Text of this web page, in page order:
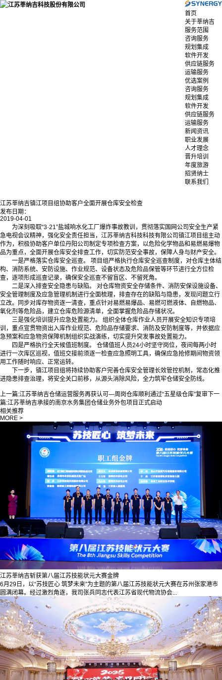
首页
关于莘纳吉
服务范围
咨询服务
规划集成
软件开发
供应链服务
运输服务
优选案例
咨询服务
规划集成
软件开发
供应链服务
运输服务
新闻资讯
职业发展
人才理念
晋升培训
年度旅游
招贤纳士
联系我们
江苏莘纳吉镇江项目组协助客户全面开展仓库安全检查
发布日期：
2019-04-01
为深刻吸取“3·21”盐城响水化工厂爆炸事故教训，贯彻落实国网公司安全生产紧
急电视会议精神，强化安全责任担当，江苏莘纳吉科技科技有限公司镇江项目组主动
作为，积极协助客户单位丹阳公司制定专项检查方案，以危险化学物品和易燃易爆物
品为重点，全面开展仓库安全排查工作，切实防范安全事故，保障人身与财产安全。
一是严格落实仓库安全巡查。 项目组严格执行仓库安全巡查制度，对仓库主体结
构、消防系统、安防设施、作业规范、设备状态及危险品保管等环节进行全方位检
查，逐项形成巡查记录，确保安全巡查不留盲区、不留死角。
二是深入排查安全隐患与缺陷。 对仓库物资安全存储条件、消防安保设施设备、
安全管理制度及应急管理机制进行全面梳理，排查存在的缺陷与隐患，发现问题立行
立改。同步对库存物资逐一清查，重点针对易燃易爆品、易燃可燃液体、自燃物品、
氧化剂等危险品，建立仓库危险源清单，全面掌握危险品存储状况。
三是强化培训提升应急处置能力。 组织全体仓库作业人员开展安全知识专项培
训，重点宣贯物资出入库作业规范、危险品存储要求、消防及安防制度等，并依据应
急预案和应急物资保障机制组织实战演练，切实提升突发事故处置能力。
四是严格执行全天候值班制度。 仓储值班人员24小时坚守岗位，夜间每两小时
进行一次库区巡视，值班交接前须逐一检查应急照明工具，确保应急抢修期间物资领
用工作随时响应、正常运转。
下一步，镇江项目组将持续协助客户完善仓库安全管理长效管控机制，常态化推
进隐患排查治理，将安全关口前移，从源头消除风险，全力筑牢仓储安全防线。
上一篇:江苏莘纳吉仓储运营服务再获认可—周岗仓库顺利通过“五星级仓库”复审下一
篇:江苏莘纳吉承接的南京水务集团仓储业务外包项目正式启动
相关推荐
MORE >
江苏莘纳吉斩获第八届江苏技能状元大赛金牌
6月29日，以“苏技匠心 筑梦未来”为主题的第八届江苏技能状元大赛在苏州张家港市
圆满闭幕。经过激烈角逐，我司张兵同志代表江苏省现代物流协会...